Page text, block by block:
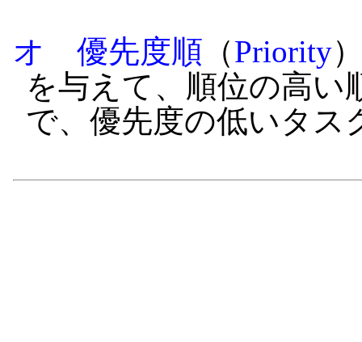
オ
優先度順 （Priority
を与えて、順位の高い
で、優先度の低いタス